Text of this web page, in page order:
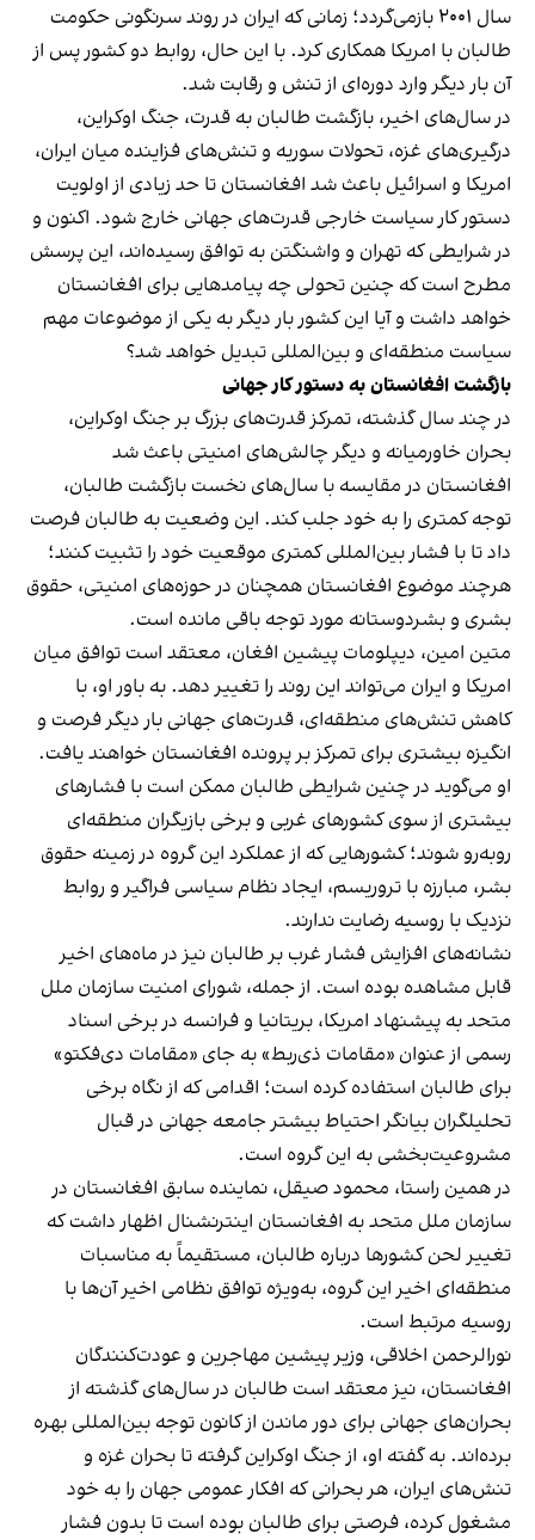
سال ۲۰۰۱ بازمی‌گردد؛ زمانی که ایران در روند سرنگونی حکومت
طالبان با امریکا همکاری کرد. با این حال، روابط دو کشور پس از
آن بار دیگر وارد دوره‌ای از تنش و رقابت شد.
در سال‌های اخیر، بازگشت طالبان به قدرت، جنگ اوکراین،
درگیری‌های غزه، تحولات سوریه و تنش‌های فزاینده میان ایران،
امریکا و اسرائیل باعث شد افغانستان تا حد زیادی از اولویت
دستور کار سیاست خارجی قدرت‌های جهانی خارج شود. اکنون و
در شرایطی که تهران و واشنگتن به توافق رسیده‌اند، این پرسش
مطرح است که چنین تحولی چه پیامدهایی برای افغانستان
خواهد داشت و آیا این کشور بار دیگر به یکی از موضوعات مهم
سیاست منطقه‌ای و بین‌المللی تبدیل خواهد شد؟
بازگشت افغانستان به دستور کار جهانی
در چند سال گذشته، تمرکز قدرت‌های بزرگ بر جنگ اوکراین،
بحران خاورمیانه و دیگر چالش‌های امنیتی باعث شد
افغانستان در مقایسه با سال‌های نخست بازگشت طالبان،
توجه کمتری را به خود جلب کند. این وضعیت به طالبان فرصت
داد تا با فشار بین‌المللی کمتری موقعیت خود را تثبیت کنند؛
هرچند موضوع افغانستان همچنان در حوزه‌های امنیتی، حقوق
بشری و بشردوستانه مورد توجه باقی مانده است.
متین امین، دیپلومات پیشین افغان، معتقد است توافق میان
امریکا و ایران می‌تواند این روند را تغییر دهد. به باور او، با
کاهش تنش‌های منطقه‌ای، قدرت‌های جهانی بار دیگر فرصت و
انگیزه بیشتری برای تمرکز بر پرونده افغانستان خواهند یافت.
او می‌گوید در چنین شرایطی طالبان ممکن است با فشارهای
بیشتری از سوی کشورهای غربی و برخی بازیگران منطقه‌ای
روبه‌رو شوند؛ کشورهایی که از عملکرد این گروه در زمینه حقوق
بشر، مبارزه با تروریسم، ایجاد نظام سیاسی فراگیر و روابط
نزدیک با روسیه رضایت ندارند.
نشانه‌های افزایش فشار غرب بر طالبان نیز در ماه‌های اخیر
قابل مشاهده بوده است. از جمله، شورای امنیت سازمان ملل
متحد به پیشنهاد امریکا، بریتانیا و فرانسه در برخی اسناد
رسمی از عنوان «مقامات ذی‌ربط» به جای «مقامات دی‌فکتو»
برای طالبان استفاده کرده است؛ اقدامی که از نگاه برخی
تحلیلگران بیانگر احتیاط بیشتر جامعه جهانی در قبال
مشروعیت‌بخشی به این گروه است.
در همین راستا، محمود صیقل، نماینده سابق افغانستان در
سازمان ملل متحد به افغانستان اینترنشنال اظهار داشت که
تغییر لحن کشورها درباره طالبان، مستقیماً به مناسبات
منطقه‌ای اخیر این گروه، به‌ویژه توافق نظامی اخیر آن‌ها با
روسیه مرتبط است.
نورالرحمن اخلاقی، وزیر پیشین مهاجرین و عودت‌کنندگان
افغانستان، نیز معتقد است طالبان در سال‌های گذشته از
بحران‌های جهانی برای دور ماندن از کانون توجه بین‌المللی بهره
برده‌اند. به گفته او، از جنگ اوکراین گرفته تا بحران غزه و
تنش‌های ایران، هر بحرانی که افکار عمومی جهان را به خود
مشغول کرده، فرصتی برای طالبان بوده است تا بدون فشار